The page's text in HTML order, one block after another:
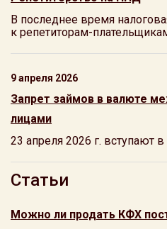
В последнее время
к репетиторам-
9 апреля 2026
Запрет займов в валюте
лицами
23 апреля 2026 г. вступают
Статьи
Можно ли продать КФХ